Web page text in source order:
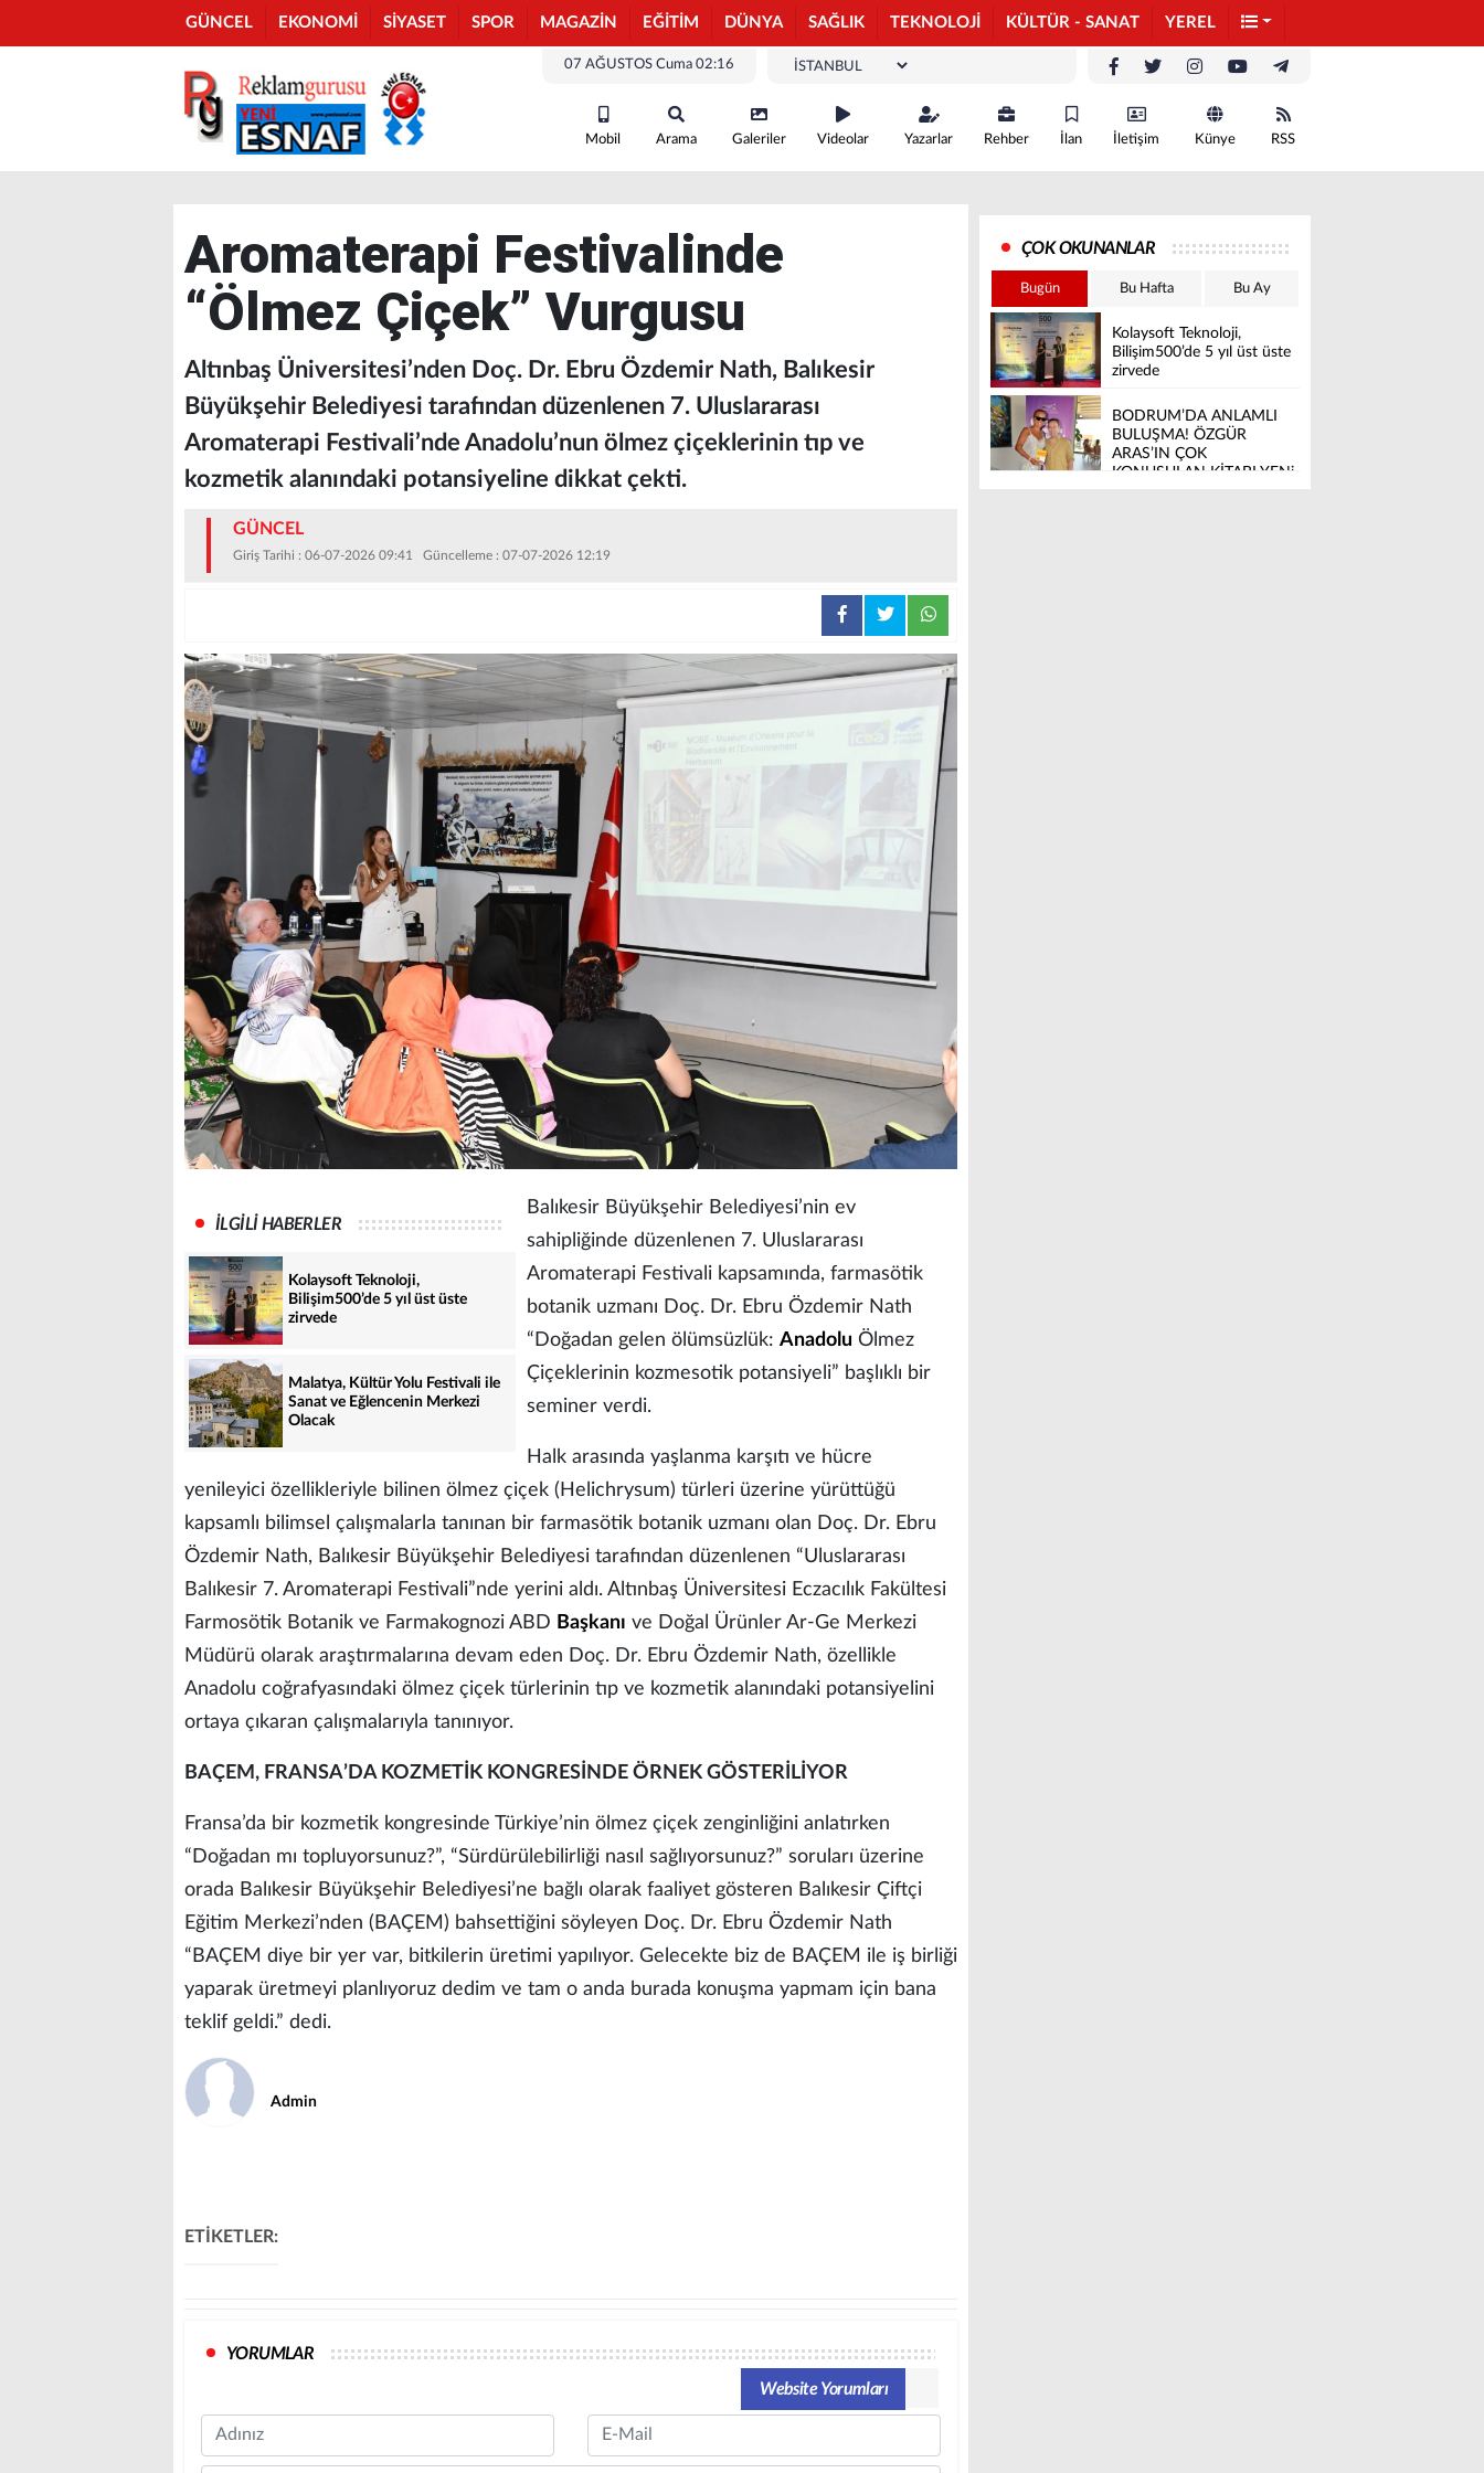
GÜNCEL EKONOMİ SİYASET SPOR MAGAZİN EĞİTİM DÜNYA SAĞLIK TEKNOLOJİ KÜLTÜR - SANAT YEREL
07 AĞUSTOS Cuma 02:16
Mobil Arama Galeriler Videolar Yazarlar Rehber İlan İletişim Künye RSS
Aromaterapi Festivalinde
“Ölmez Çiçek” Vurgusu
Altınbaş Üniversitesi’nden Doç. Dr. Ebru Özdemir Nath, Balıkesir
Büyükşehir Belediyesi tarafından düzenlenen 7. Uluslararası
Aromaterapi Festivali’nde Anadolu’nun ölmez çiçeklerinin tıp ve
kozmetik alanındaki potansiyeline dikkat çekti.
GÜNCEL
Giriş Tarihi : 06-07-2026 09:41 Güncelleme : 07-07-2026 12:19
İLGİLİ HABERLER
Kolaysoft Teknoloji,
Bilişim500’de 5 yıl üst üste
zirvede
Malatya, Kültür Yolu Festivali ile
Sanat ve Eğlencenin Merkezi
Olacak
Balıkesir Büyükşehir Belediyesi’nin ev
sahipliğinde düzenlenen 7. Uluslararası
Aromaterapi Festivali kapsamında, farmasötik
botanik uzmanı Doç. Dr. Ebru Özdemir Nath
“Doğadan gelen ölümsüzlük: Anadolu Ölmez
Çiçeklerinin kozmesotik potansiyeli” başlıklı bir
seminer verdi.
Halk arasında yaşlanma karşıtı ve hücre
yenileyici özellikleriyle bilinen ölmez çiçek (Helichrysum) türleri üzerine yürüttüğü
kapsamlı bilimsel çalışmalarla tanınan bir farmasötik botanik uzmanı olan Doç. Dr. Ebru
Özdemir Nath, Balıkesir Büyükşehir Belediyesi tarafından düzenlenen “Uluslararası
Balıkesir 7. Aromaterapi Festivali”nde yerini aldı. Altınbaş Üniversitesi Eczacılık Fakültesi
Farmosötik Botanik ve Farmakognozi ABD Başkanı ve Doğal Ürünler Ar-Ge Merkezi
Müdürü olarak araştırmalarına devam eden Doç. Dr. Ebru Özdemir Nath, özellikle
Anadolu coğrafyasındaki ölmez çiçek türlerinin tıp ve kozmetik alanındaki potansiyelini
ortaya çıkaran çalışmalarıyla tanınıyor.
BAÇEM, FRANSA’DA KOZMETİK KONGRESİNDE ÖRNEK GÖSTERİLİYOR
Fransa’da bir kozmetik kongresinde Türkiye’nin ölmez çiçek zenginliğini anlatırken
“Doğadan mı topluyorsunuz?”, “Sürdürülebilirliği nasıl sağlıyorsunuz?” soruları üzerine
orada Balıkesir Büyükşehir Belediyesi’ne bağlı olarak faaliyet gösteren Balıkesir Çiftçi
Eğitim Merkezi’nden (BAÇEM) bahsettiğini söyleyen Doç. Dr. Ebru Özdemir Nath
“BAÇEM diye bir yer var, bitkilerin üretimi yapılıyor. Gelecekte biz de BAÇEM ile iş birliği
yaparak üretmeyi planlıyoruz dedim ve tam o anda burada konuşma yapmam için bana
teklif geldi.” dedi.
Admin
ETİKETLER:
YORUMLAR
Website Yorumları
Name Email
ÇOK OKUNANLAR
Bugün Bu Hafta Bu Ay
Kolaysoft Teknoloji,
Bilişim500’de 5 yıl üst üste
zirvede
BODRUM’DA ANLAMLI
BULUŞMA! ÖZGÜR
ARAS’IN ÇOK
KONUŞULAN KİTABI YENi